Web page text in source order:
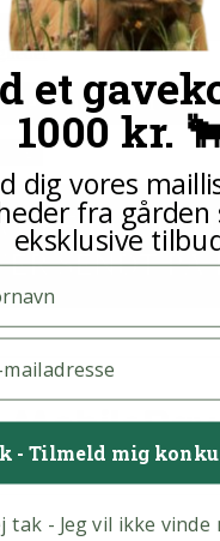
kg.
svinekæber
kg.
SENDT PÅ
et
1000 kr.
dig vores
fra gården
eksklusive
- Tilmeld mig
tak - Jeg vil ikke vinde